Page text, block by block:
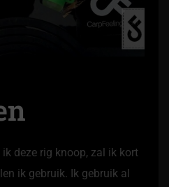
deze rig knoop, zal ik kort
ik gebruik. Ik gebruik al